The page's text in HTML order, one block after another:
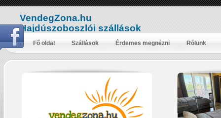
VendegZona.hu
Hajdúszoboszlói szállások
Fő oldal Szállások Érdemes megnézni Rólunk